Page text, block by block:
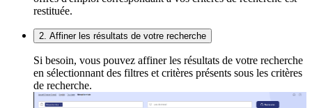
restituée.
2. Affiner les résultats de votre recherche
Si besoin, vous pouvez affiner les résultats de votre recherche
en sélectionnant des filtres et critères présents sous les critères
de recherche.